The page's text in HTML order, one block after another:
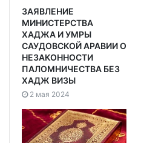
ЗАЯВЛЕНИЕ
МИНИСТЕРСТВА
ХАДЖА И УМРЫ
САУДОВСКОЙ АРАВИИ О
НЕЗАКОННОСТИ
ПАЛОМНИЧЕСТВА БЕЗ
ХАДЖ ВИЗЫ
2 мая 2024